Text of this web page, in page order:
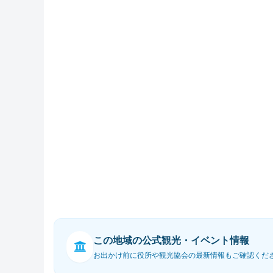
この地域の公式観光・イベント情報
お出かけ前に役所や観光協会の最新情報もご確認くだ